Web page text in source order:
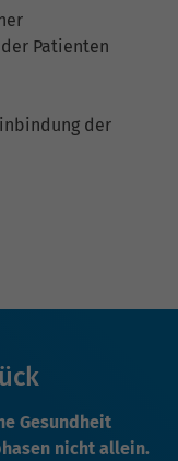
Patienten
der
Gesundheit
nicht allein.